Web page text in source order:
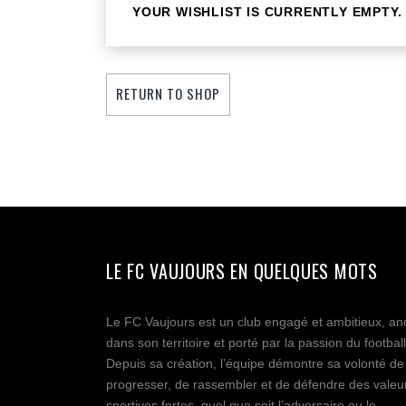
YOUR WISHLIST IS CURRENTLY EMPTY.
RETURN TO SHOP
LE FC VAUJOURS EN QUELQUES MOTS
Le FC Vaujours est un club engagé et ambitieux,
dans son territoire et porté par la passion du football.
Depuis sa création, l’équipe démontre sa volonté de
progresser, de rassembler et de défendre des